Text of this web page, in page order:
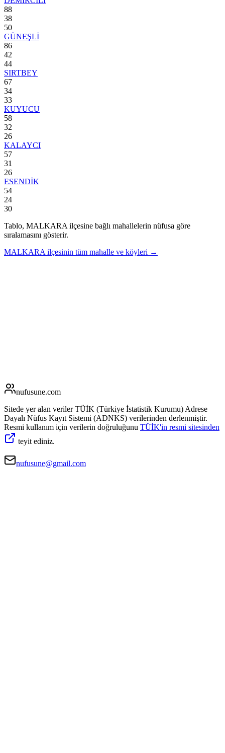
88
38
50
GÜNEŞLİ
86
42
44
SIRTBEY
67
34
33
KUYUCU
58
32
26
KALAYCI
57
31
26
ESENDİK
54
24
30
Tablo, MALKARA ilçesine bağlı mahallelerin nüfusa göre
sıralamasını gösterir.
MALKARA ilçesinin tüm mahalle ve köyleri →
nufusune.com
Sitede yer alan veriler TÜİK (Türkiye İstatistik Kurumu) Adrese
Dayalı Nüfus Kayıt Sistemi (ADNKS) verilerinden derlenmiştir.
Resmi kullanım için verilerin doğruluğunu TÜİK'in resmi sitesinden
teyit ediniz.
nufusune@gmail.com